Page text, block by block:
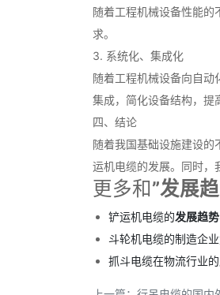
随着工程机械设备性能的
求。
3. 系统化、集成化
随着工程机械设备向自动
集成，简化设备结构，提
四、结论
随着我国基础设施建设
运机电缆的发展。同时，
更多和”发展
铲运机电缆的发展趋势
斗轮机电缆的制造企
抓斗电缆在物流行业